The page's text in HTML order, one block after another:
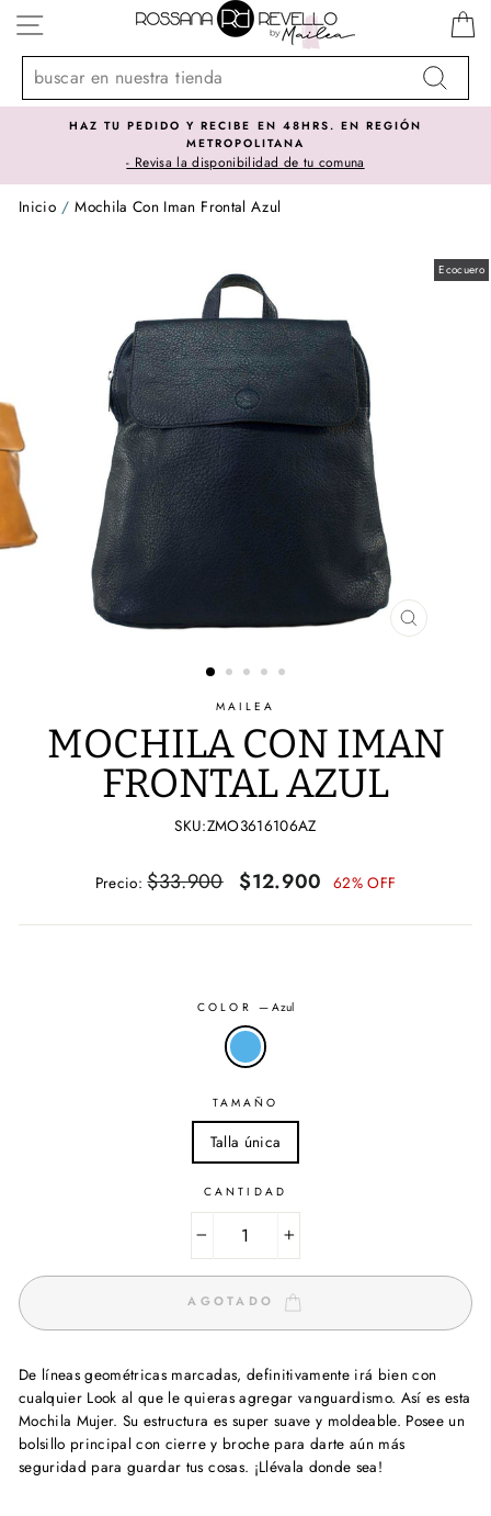
directamente
contenido
NAVEGACIÓN
Buscar
HAZ TU PEDIDO Y RECIBE EN 48HRS. EN REGIÓN
METROPOLITANA
- Revisa la disponibilidad de tu comuna
Inicio / Mochila Con Iman Frontal Azul
Ecocuero
CERRAR
MAILEA
MOCHILA CON IMAN
FRONTAL AZUL
SKU:ZMO3616106AZ
Precio
Precio:$33.900
Precio
oferta
$12.900 62% OFF
COLOR — Azul
TAMAÑO
Talla única
CANTIDAD
AGOTADO
De líneas geométricas marcadas, definitivamente irá bien con
cualquier Look al que le quieras agregar vanguardismo. Así es esta
Mochila Mujer. Su estructura es super suave y moldeable. Posee un
bolsillo principal con cierre y broche para darte aún más
seguridad para guardar tus cosas. ¡Llévala donde sea!